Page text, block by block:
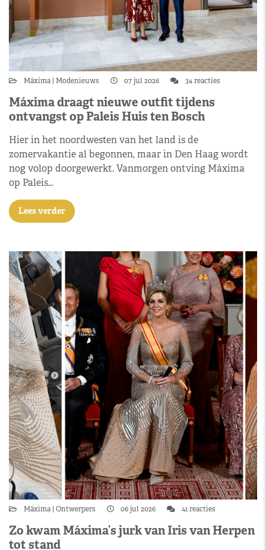
Máxima Modenieuws 07 jul 2026 34 reacties
Máxima draagt nieuwe outfit tijdens
ontvangst op Paleis Huis ten Bosch
Hier in het noordwesten van het land is de
zomervakantie al begonnen, maar in Den Haag wordt
nog volop doorgewerkt. Vanmorgen ontving Máxima
op Paleis…
Lees verder
Máxima Ontwerpers 06 jul 2026 41 reacties
Zo kwam Máxima’s jurk van Iris van Herpen
tot stand